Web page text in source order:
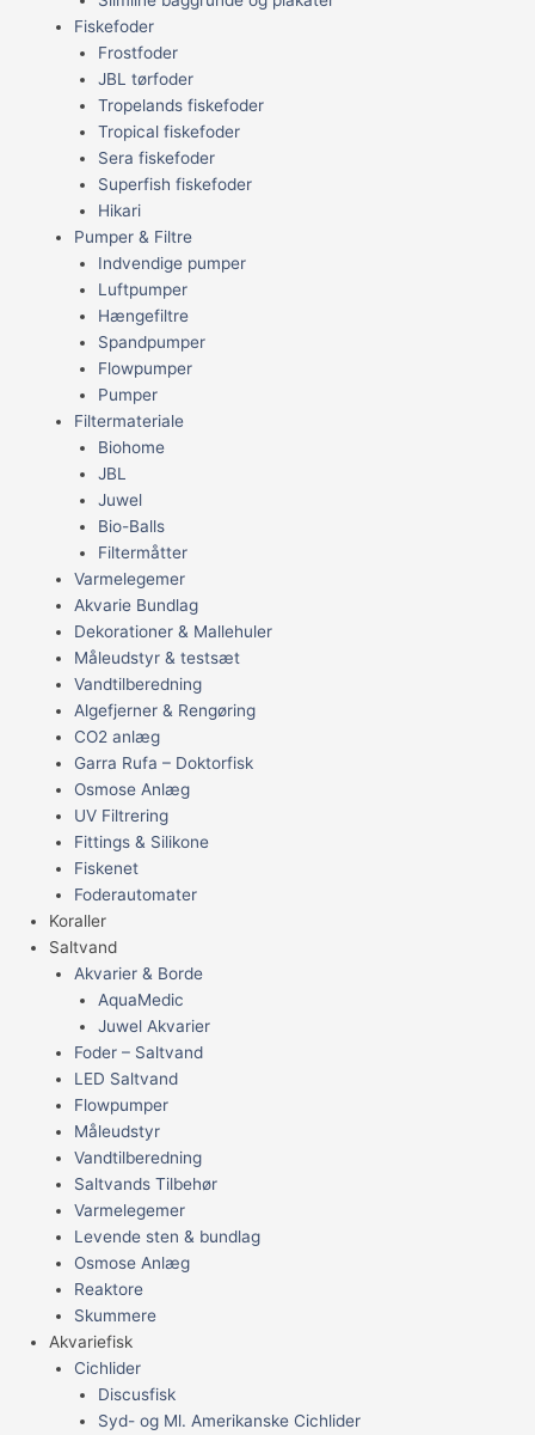
Fiskefoder
Frostfoder
JBL tørfoder
Tropelands fiskefoder
Tropical fiskefoder
Sera fiskefoder
Superfish fiskefoder
Hikari
Pumper & Filtre
Indvendige pumper
Luftpumper
Hængefiltre
Spandpumper
Flowpumper
Pumper
Filtermateriale
Biohome
JBL
Juwel
Bio-Balls
Filtermåtter
Varmelegemer
Akvarie Bundlag
Dekorationer & Mallehuler
Måleudstyr & testsæt
Vandtilberedning
Algefjerner & Rengøring
CO2 anlæg
Garra Rufa – Doktorfisk
Osmose Anlæg
UV Filtrering
Fittings & Silikone
Fiskenet
Foderautomater
Koraller
Saltvand
Akvarier & Borde
AquaMedic
Juwel Akvarier
Foder – Saltvand
LED Saltvand
Flowpumper
Måleudstyr
Vandtilberedning
Saltvands Tilbehør
Varmelegemer
Levende sten & bundlag
Osmose Anlæg
Reaktore
Skummere
Akvariefisk
Cichlider
Discusfisk
Syd- og Ml. Amerikanske Cichlider